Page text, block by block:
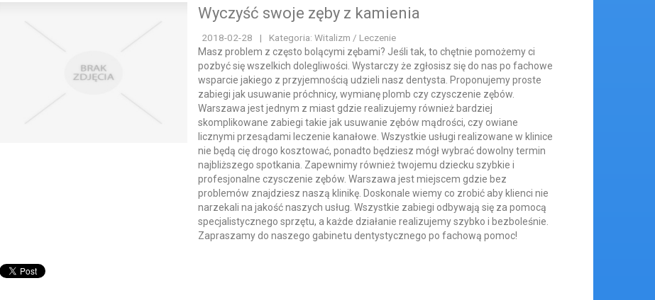
Wyczyść swoje zęby z kamienia
2018-02-28 |
Kategoria: Witalizm / Leczenie
Masz problem z często bolącymi zębami? Jeśli tak, to chętnie pomożemy ci
pozbyć się wszelkich dolegliwości. Wystarczy że zgłosisz się do nas po fachowe
wsparcie jakiego z przyjemnością udzieli nasz dentysta. Proponujemy proste
zabiegi jak usuwanie próchnicy, wymianę plomb czy czysczenie zębów.
Warszawa jest jednym z miast gdzie realizujemy również bardziej
skomplikowane zabiegi takie jak usuwanie zębów mądrości, czy owiane
licznymi przesądami leczenie kanałowe. Wszystkie usługi realizowane w klinice
nie będą cię drogo kosztować, ponadto będziesz mógł wybrać dowolny termin
najbliższego spotkania. Zapewnimy również twojemu dziecku szybkie i
profesjonalne czysczenie zębów. Warszawa jest miejscem gdzie bez
problemów znajdziesz naszą klinikę. Doskonale wiemy co zrobić aby klienci nie
narzekali na jakość naszych usług. Wszystkie zabiegi odbywają się za pomocą
specjalistycznego sprzętu, a każde działanie realizujemy szybko i bezboleśnie.
Zapraszamy do naszego gabinetu dentystycznego po fachową pomoc!